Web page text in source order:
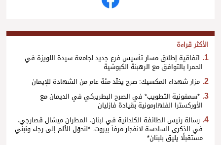
الأكثر قراءة
اتفاقية إطلاق مسار تأسيس فرع جديد لجامعة سيدة اللويزة في
الحمرا بالتوافق مع الرهبنة الكبوشية
مزار شهداء المكسيك: صرح يخلّد مئة عام من الشهادة للإيمان
*سمفونية التطويب* في الصرح البطريركي في الديمان مع
الأوركسترا الفلهارمونية بقيادة فازليان
رسالة رئيس الطائفة الكلدانية في لبنان، المطران ميشال قصارجي،
في الذكرى السادسة لانفجار مرفأ بيروت: *لنحوّل الألم إلى رجاء ونبني
مستقبلًا يليق بلبنان*